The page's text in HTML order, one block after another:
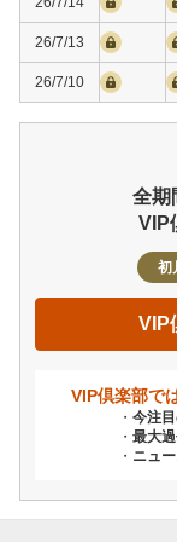
26/7/13
26/7/10
全期
VIP
初
VIP
VIP倶楽部で
今注
最大
ニュ